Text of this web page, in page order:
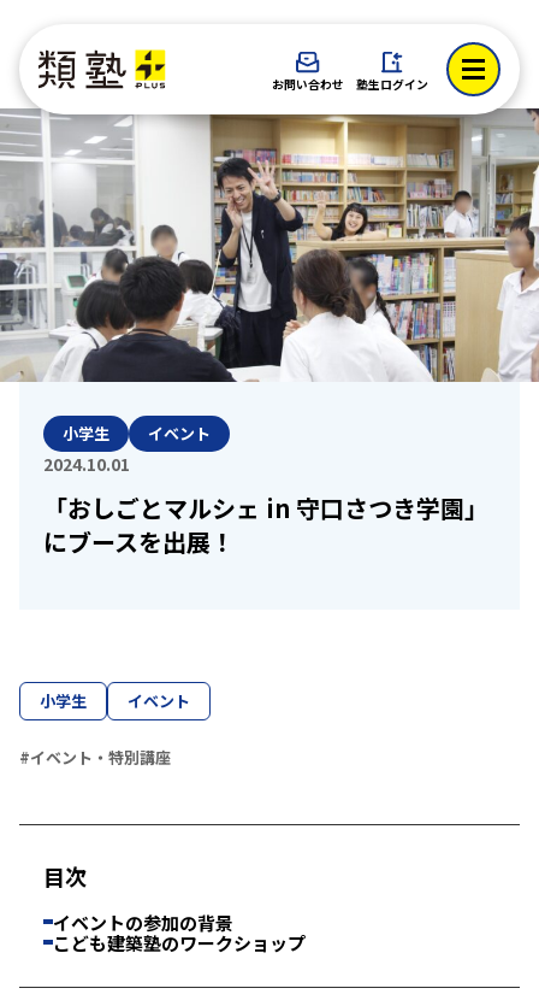
お問い合わせ 塾生ログイン
小学生 イベント
2024.10.01
「おしごとマルシェ in 守口さつき学園」
にブースを出展！
小学生 イベント
#イベント・特別講座
目次
イベントの参加の背景
こども建築塾のワークショップ